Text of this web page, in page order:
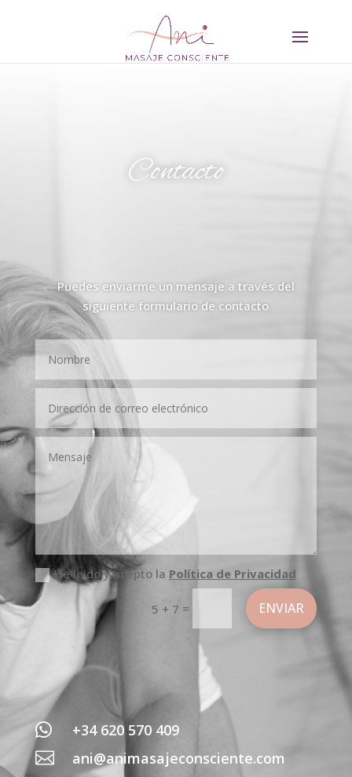
Contacto
Puedes enviarme un mensaje a través del
siguiente formulario de contacto
He leido y acepto la Política de Privacidad
5 + 7 = ENVIAR
 +34 620 570 409

ani@animasajeconsciente.com